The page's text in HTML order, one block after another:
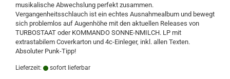
musikalische Abwechslung perfekt zusammen.
Vergangenheitsschlauch ist ein echtes Ausnahmealbum und bewegt
sich problemlos auf Augenhöhe mit den aktuellen Releases von
TURBOSTAAT oder KOMMANDO SONNE-NMILCH. LP mit
extrastabilem Coverkarton und 4c-Einleger, inkl. allen Texten.
Absoluter Punk-Tipp!
Lieferzeit: sofort lieferbar